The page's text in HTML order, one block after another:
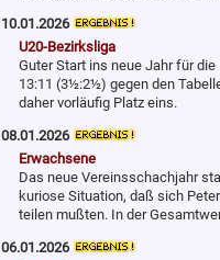
10.01.2026
U20-Bezirksliga
Guter Start ins neue Jahr für die
13:11 (3½:2½) gegen den
daher vorläufig Platz eins.
08.01.2026
Erwachsene
Das neue Vereinsschachjahr
kuriose Situation, daß sich
teilen mußten. In der
06.01.2026